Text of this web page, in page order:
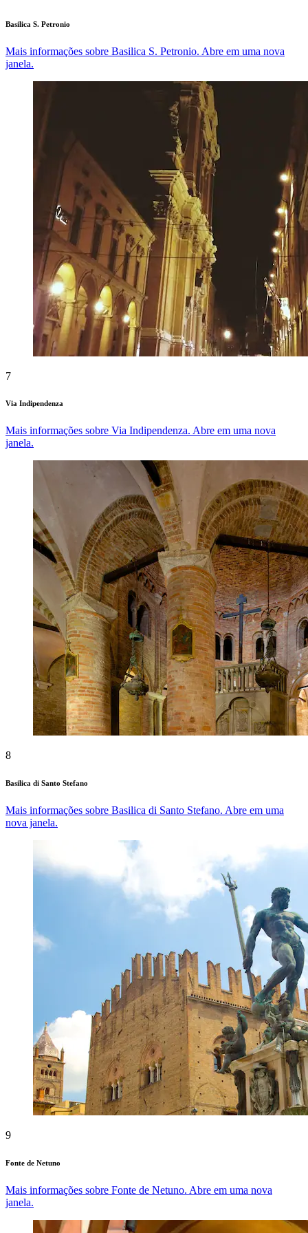
Basilica S. Petronio
Mais informações sobre Basilica S. Petronio. Abre em uma nova
janela.
7
Via Indipendenza
Mais informações sobre Via Indipendenza. Abre em uma nova
janela.
8
Basilica di Santo Stefano
Mais informações sobre Basilica di Santo Stefano. Abre em uma
nova janela.
9
Fonte de Netuno
Mais informações sobre Fonte de Netuno. Abre em uma nova
janela.